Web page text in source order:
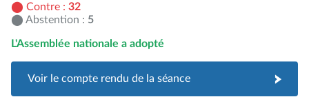
Contre : 32
Abstention : 5
L'Assemblée nationale a adopté
Voir le compte rendu de la séance